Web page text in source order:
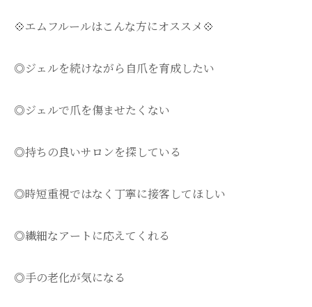
💠エムフルールはこんな方にオススメ💠
◎ジェルを続けながら自爪を育成したい
◎ジェルで爪を傷ませたくない
◎持ちの良いサロンを探している
◎時短重視ではなく丁寧に接客してほしい
◎繊細なアートに応えてくれる
◎手の老化が気になる